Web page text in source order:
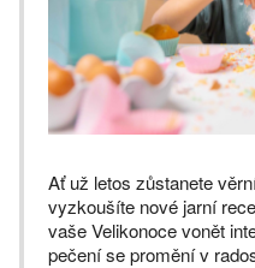
Ať už letos zůstanete
vyzkoušíte nové jarní
vaše Velikonoce vonět
pečení se promění v